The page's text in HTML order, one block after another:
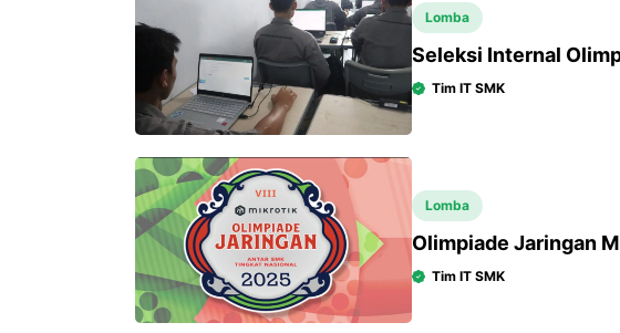
Lomba
Seleksi Internal
Tim IT SMK
Lomba
Olimpiade Jaringan
Tim IT SMK